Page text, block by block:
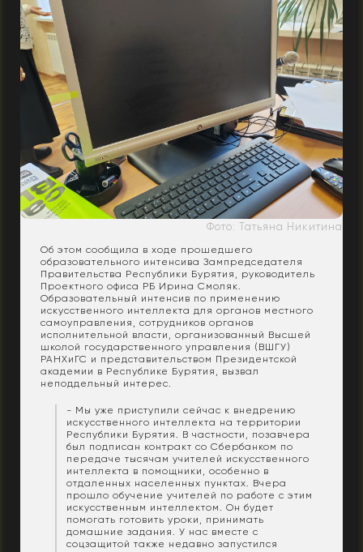
Фото: Татьяна Никитина
Об этом сообщила в ходе прошедшего
образовательного интенсива Зампредседателя
Правительства Республики Бурятия, руководитель
Проектного офиса РБ Ирина Смоляк.
Образовательный интенсив по применению
искусственного интеллекта для органов местного
самоуправления, сотрудников органов
исполнительной власти, организованный Высшей
школой государственного управления (ВШГУ)
РАНХиГС и представительством Президентской
академии в Республике Бурятия, вызвал
неподдельный интерес.
- Мы уже приступили сейчас к внедрению
искусственного интеллекта на территории
Республики Бурятия. В частности, позавчера
был подписан контракт со Сбербанком по
передаче тысячам учителей искусственного
интеллекта в помощники, особенно в
отдаленных населенных пунктах. Вчера
прошло обучение учителей по работе с этим
искусственным интеллектом. Он будет
помогать готовить уроки, принимать
домашние задания. У нас вместе с
соцзащитой также недавно запустился